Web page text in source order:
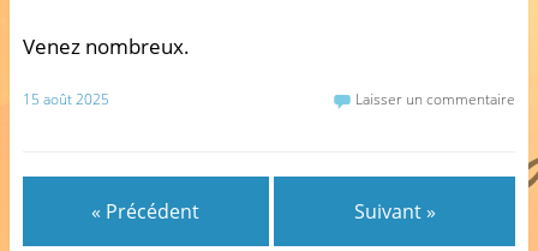
Venez nombreux.
15 août 2025 Laisser un commentaire
« Précédent Suivant »